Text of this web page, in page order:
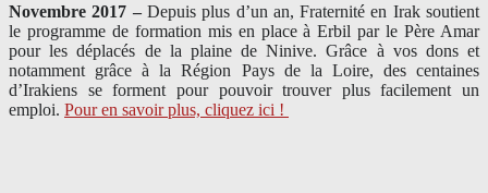
Novembre 2017 – Depuis plus d’un an, Fraternité en Irak soutient
le programme de formation mis en place à Erbil par le Père Amar
pour les déplacés de la plaine de Ninive. Grâce à vos dons et
notamment grâce à la Région Pays de la Loire, des centaines
d’Irakiens se forment pour pouvoir trouver plus facilement un
emploi. Pour en savoir plus, cliquez ici !